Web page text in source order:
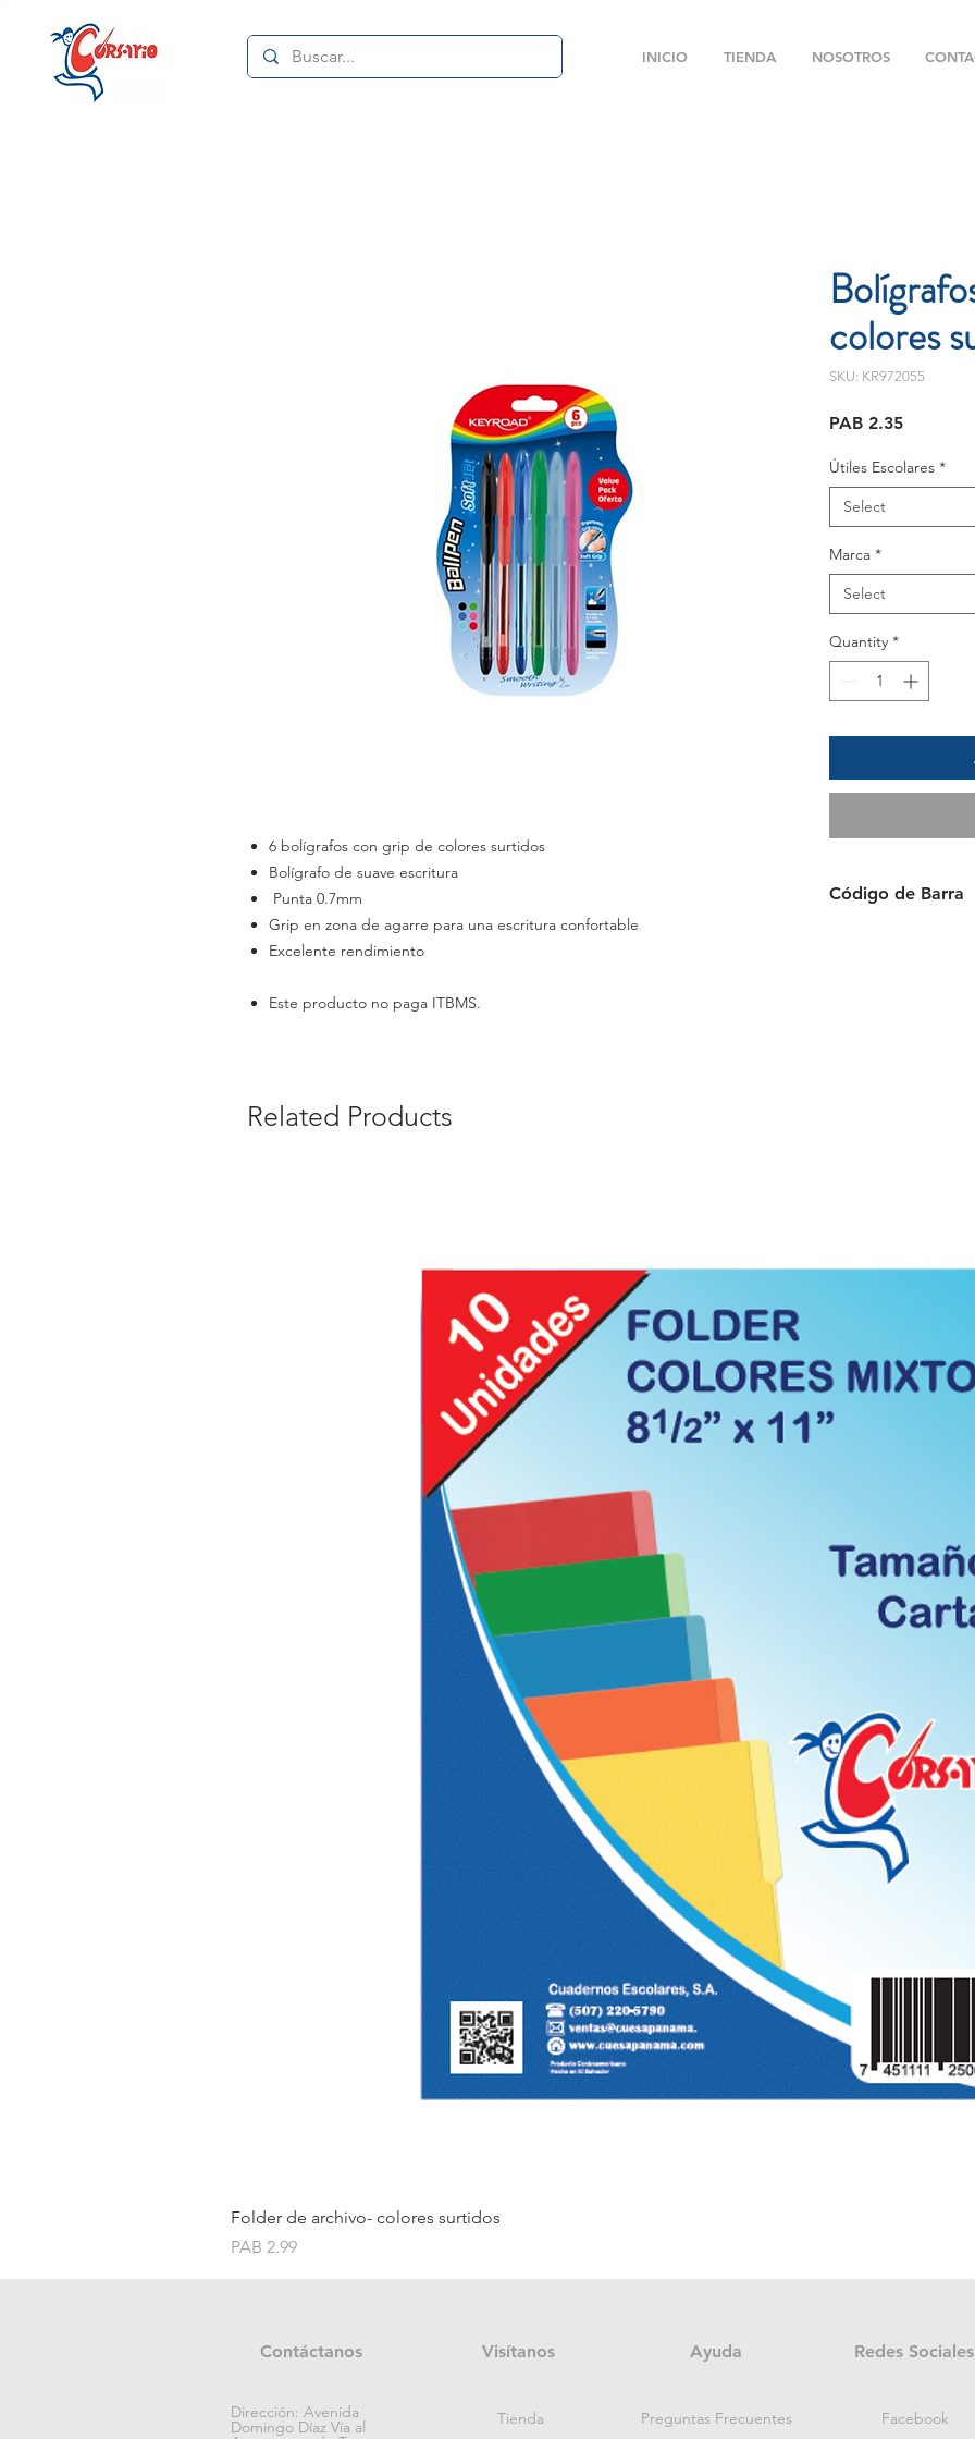
INICIO TIENDA NOSOTROS
6 bolígrafos con grip de colores surtidos
Bolígrafo de suave escritura
Punta 0.7mm
Grip en zona de agarre para una escritura confortable
Excelente rendimiento
Este producto no paga ITBMS.
colores
SKU: KR972055
PAB 2.35Price
Útiles Escolares *
Select
Marca *
Select
Quantity *
Código de Barra
Related Products
Folder de archivo- colores surtidos
Price
PAB 2.99
Contáctanos Visítanos Ayuda Redes Sociales
Dirección: Avenida
Domingo Díaz Vía al Tienda Preguntas Frecuentes Facebook